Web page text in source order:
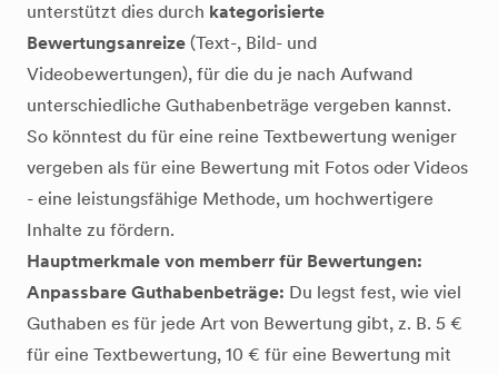
unterstützt dies durch kategorisierte
Bewertungsanreize (Text-, Bild- und
Videobewertungen), für die du je nach Aufwand
unterschiedliche Guthabenbeträge vergeben kannst.
So könntest du für eine reine Textbewertung weniger
vergeben als für eine Bewertung mit Fotos oder Videos
- eine leistungsfähige Methode, um hochwertigere
Inhalte zu fördern.
Hauptmerkmale von memberr für Bewertungen:
Anpassbare Guthabenbeträge: Du legst fest, wie viel
Guthaben es für jede Art von Bewertung gibt, z. B. 5 €
für eine Textbewertung, 10 € für eine Bewertung mit